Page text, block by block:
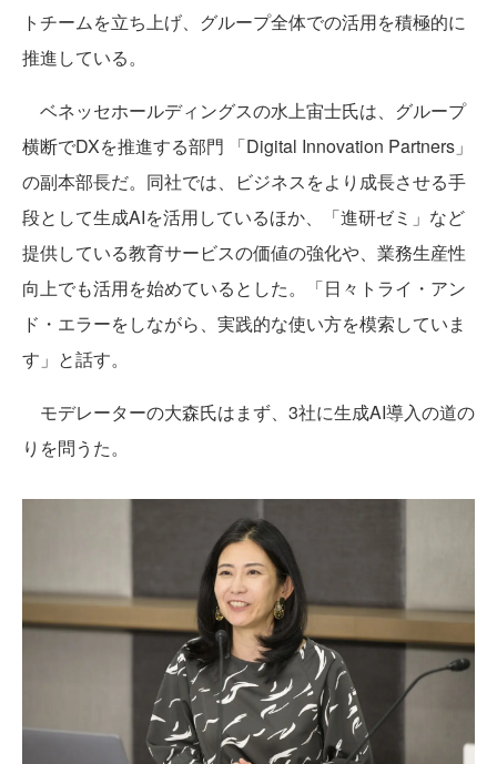
トチームを立ち上げ、グループ全体での活用を積極的に
推進している。
ベネッセホールディングスの水上宙士氏は、グループ
横断でDXを推進する部門 「Digital Innovation Partners」
の副本部長だ。同社では、ビジネスをより成長させる手
段として生成AIを活用しているほか、「進研ゼミ」など
提供している教育サービスの価値の強化や、業務生産性
向上でも活用を始めているとした。「日々トライ・アン
ド・エラーをしながら、実践的な使い方を模索していま
す」と話す。
モデレーターの大森氏はまず、3社に生成AI導入の道の
りを問うた。